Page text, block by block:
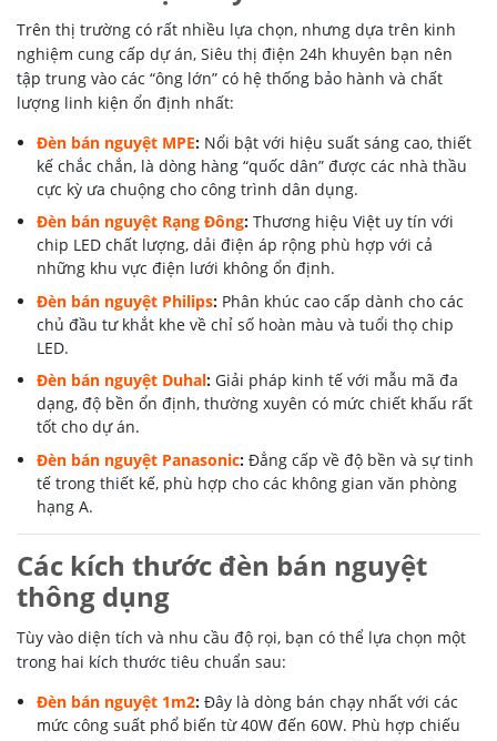
Trên thị trường có rất nhiều lựa chọn, nhưng dựa trên kinh
nghiệm cung cấp dự án, Siêu thị điện 24h khuyên bạn nên
tập trung vào các “ông lớn” có hệ thống bảo hành và chất
lượng linh kiện ổn định nhất:
Đèn bán nguyệt MPE: Nổi bật với hiệu suất sáng cao, thiết
kế chắc chắn, là dòng hàng “quốc dân” được các nhà thầu
cực kỳ ưa chuộng cho công trình dân dụng.
Đèn bán nguyệt Rạng Đông: Thương hiệu Việt uy tín với
chip LED chất lượng, dải điện áp rộng phù hợp với cả
những khu vực điện lưới không ổn định.
Đèn bán nguyệt Philips: Phân khúc cao cấp dành cho các
chủ đầu tư khắt khe về chỉ số hoàn màu và tuổi thọ chip
LED.
Đèn bán nguyệt Duhal: Giải pháp kinh tế với mẫu mã đa
dạng, độ bền ổn định, thường xuyên có mức chiết khấu rất
tốt cho dự án.
Đèn bán nguyệt Panasonic: Đẳng cấp về độ bền và sự tinh
tế trong thiết kế, phù hợp cho các không gian văn phòng
hạng A.
Các kích thước đèn bán nguyệt
thông dụng
Tùy vào diện tích và nhu cầu độ rọi, bạn có thể lựa chọn một
trong hai kích thước tiêu chuẩn sau:
Đèn bán nguyệt 1m2: Đây là dòng bán chạy nhất với các
mức công suất phổ biến từ 40W đến 60W. Phù hợp chiếu